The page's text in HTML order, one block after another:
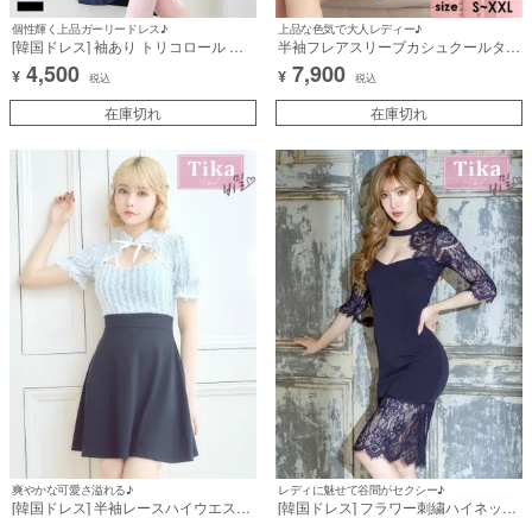
個性輝く上品ガーリードレス♪
[韓国ドレス] 袖あり トリコロール カ
ラー ストレッチ フレア膝丈ドレス (M
サイズ) (愛沢えみり/キャバドレス着
用)
¥ 4,500 税込
在庫切れ
上品な色気で大人レディー♪
半袖フレアスリーブカシュクールタッ
ク切り替えギャザーレースタイトミニ
ドレス (Sサイズ～XXLサイズ) (久保
七瀬/キャバドレス着用)
¥ 7,900 税込
在庫切れ
爽やかな可愛さ溢れる♪
[韓国ドレス] 半袖レースハイウエスト
レディに魅せて谷間がセクシー♪
[韓国ドレス] フラワー刺繍ハイネック